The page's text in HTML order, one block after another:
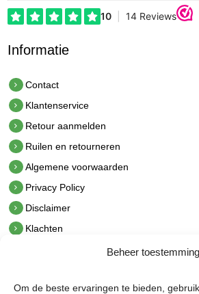
Beheer toestemming
Om de beste ervaringen te bieden,
Informatie
Contact
Klantenservice
Retour aanmelden
Ruilen en retourneren
Algemene voorwaarden
Privacy Policy
Disclaimer
Klachten
hetindustriehuis B.V.